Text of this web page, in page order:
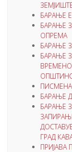
БАРАЊЕ
БАРАЊЕ
ОПРЕМА
БАРАЊЕ
БАРАЊЕ
БАРАЊЕ
БАРАЊЕ
ГРАД
ПРИЈАВА